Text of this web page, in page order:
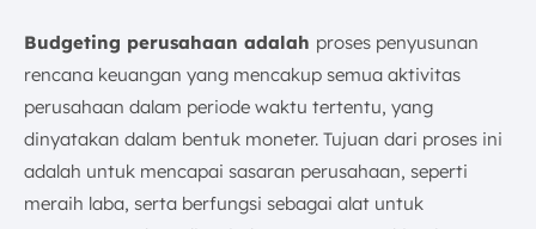
Budgeting perusahaan adalah proses penyusunan
rencana keuangan yang mencakup semua aktivitas
perusahaan dalam periode waktu tertentu, yang
dinyatakan dalam bentuk moneter. Tujuan dari proses ini
adalah untuk mencapai sasaran perusahaan, seperti
meraih laba, serta berfungsi sebagai alat untuk